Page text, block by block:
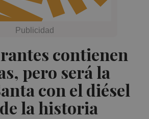
contienen
pero será la
con el diésel
la historia